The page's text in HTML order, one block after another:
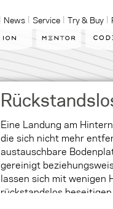
News Service Try & Buy
Eine Landung am
die sich nicht mehr
austauschbare
gereinigt
lassen sich mit wenigen
rückstandslos beseitigen.